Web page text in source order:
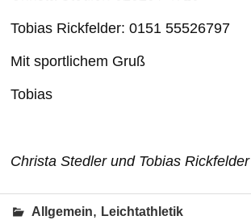
Tobias Rickfelder: 0151 55526797
Mit sportlichem Gruß
Tobias
Christa Stedler und Tobias Rickfelder
Allgemein, Leichtathletik